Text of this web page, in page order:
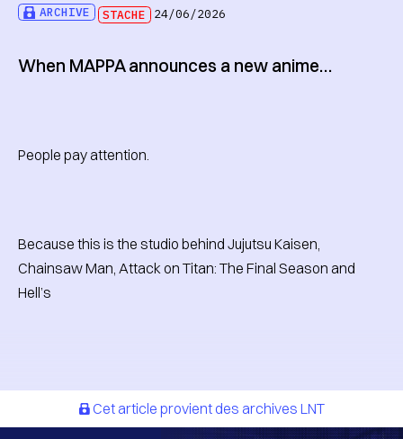
ARCHIVE STACHE 24/06/2026
When MAPPA announces a new anime…
People pay attention.
Because this is the studio behind Jujutsu Kaisen,
Chainsaw Man, Attack on Titan: The Final Season and
Hell’s
Cet article provient des archives LNT